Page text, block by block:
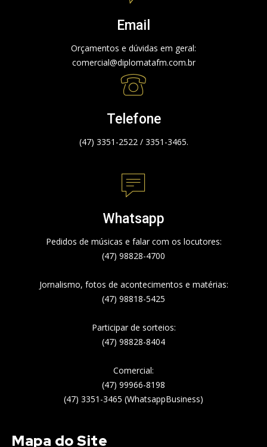
Email
Orçamentos e dúvidas em geral:
comercial@diplomatafm.com.br
Telefone
(47) 3351-2522 / 3351-3465.
Whatsapp
Pedidos de músicas e falar com os locutores:
(47) 98828-4700
Jornalismo, fotos de acontecimentos e matérias:
(47) 98818-5425
Participar de sorteios:
(47) 98828-8404
Comercial:
(47) 99966-8198
(47) 3351-3465 (WhatsappBusiness)
Mapa do Site